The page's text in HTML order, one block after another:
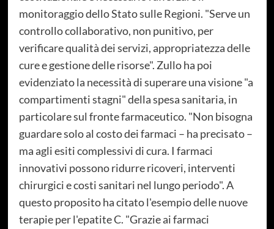
monitoraggio dello Stato sulle Regioni. "Serve un
controllo collaborativo, non punitivo, per
verificare qualità dei servizi, appropriatezza delle
cure e gestione delle risorse". Zullo ha poi
evidenziato la necessità di superare una visione "a
compartimenti stagni" della spesa sanitaria, in
particolare sul fronte farmaceutico. "Non bisogna
guardare solo al costo dei farmaci – ha precisato –
ma agli esiti complessivi di cura. I farmaci
innovativi possono ridurre ricoveri, interventi
chirurgici e costi sanitari nel lungo periodo". A
questo proposito ha citato l'esempio delle nuove
terapie per l'epatite C. "Grazie ai farmaci